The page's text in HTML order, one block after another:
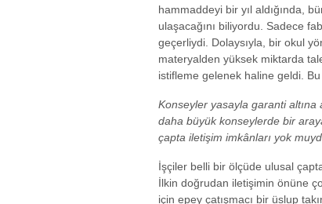
hammaddeyi bir yıl aldığında,
ulaşacağını biliyordu. Sadece
geçerliydi. Dolaysıyla, bir okul
materyalden yüksek miktarda
istifleme gelenek haline geldi.
Konseyler yasayla garanti altına
daha büyük konseylerde bir
çapta iletişim imkânları yok
İşçiler belli bir ölçüde ulusal
İlkin doğrudan iletişimin önüne
için epey çatışmacı bir üslup